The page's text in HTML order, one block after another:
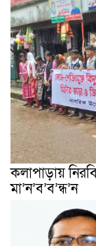
কলাপাড়ায়
মা’ন’ব’ব’ন্ধ’ন